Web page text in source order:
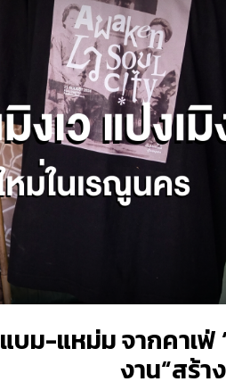
แบม-แหม่ม จากคาเฟ่
งาน“สร้า